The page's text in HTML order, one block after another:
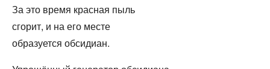
За это время красная пыль
сгорит, и на его месте
образуется обсидиан.